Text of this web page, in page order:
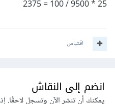
25 * 9500 / 100 = 2375
اقتباس
انضم إلى النقاش
يمكنك أن تنشر الآن وتسجل لاحقًا.